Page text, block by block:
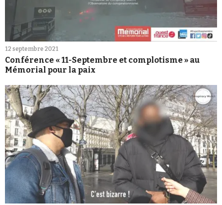
12 septembre 2021
Conférence « 11-Septembre et complotisme » au
Mémorial pour la paix